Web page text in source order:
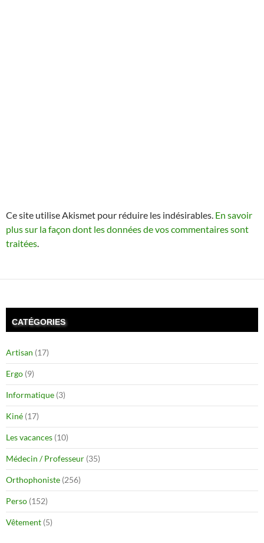
Ce site utilise Akismet pour réduire les indésirables. En savoir
plus sur la façon dont les données de vos commentaires sont
traitées
CATÉGORIES
Artisan (17)
Ergo (9)
Informatique (3)
Kiné (17)
Les vacances (10)
Médecin / Professeur (35)
Orthophoniste (256)
Perso (152)
Vêtement (5)